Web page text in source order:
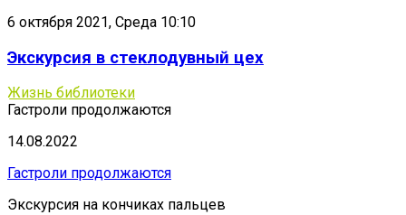
6 октября 2021, Среда 10:10
Экскурсия в стеклодувный цех
Жизнь библиотеки
Гастроли продолжаются
14.08.2022
Гастроли продолжаются
Экскурсия на кончиках пальцев